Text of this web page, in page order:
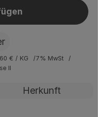
zum Warenkorb
€ / KG
7% MwSt
II
Herkunft